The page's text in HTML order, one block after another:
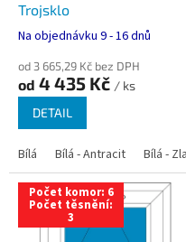
Trojsklo
Na objednávku 9 - 16 dnů
od 3 665,29 Kč bez DPH
od 4 435 Kč / ks
DETAIL
Bílá Bílá - Antracit Bílá -
Počet komor: 6
Počet těsnění:
3